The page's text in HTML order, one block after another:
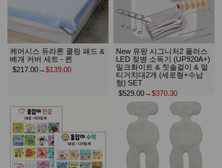
케어시스 듀라론 쿨링 패드 &
베개 커버 세트 - 퀸
$217.00→$139.00
New 유팡 시그니처2 플러스
LED 젖병 소독기 (UP920A+)
밀크화이트 & 칫솔걸이 & 멀
티거치대2개 (세로형+수납
형) SET
$529.00→$370.30